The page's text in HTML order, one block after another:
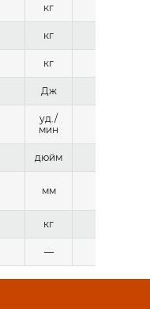
кг
кг
кг
Дж
уд./
мин
дюйм
мм
кг
—